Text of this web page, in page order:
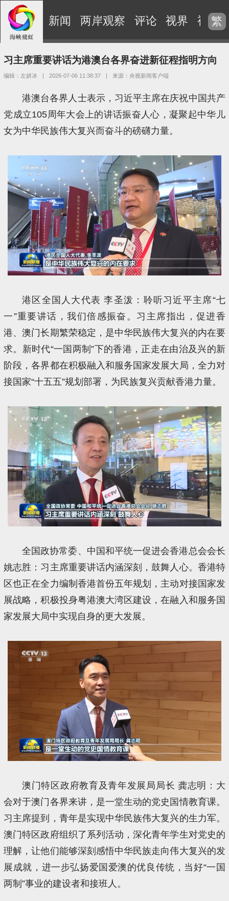
新闻 两岸观察 评论 视界 视频
繁
习主席重要讲话为港澳台各界奋进新征程指明方向
编辑：左妍冰 | 2026-07-06 11:38:37 | 来源：央视新闻客户端
港澳台各界人士表示，习近平主席在庆祝中国共产
党成立105周年大会上的讲话振奋人心，凝聚起中华儿
女为中华民族伟大复兴而奋斗的磅礴力量。
港区全国人大代表 李圣泼：聆听习近平主席“七
一”重要讲话，我们倍感振奋。习主席指出，促进香
港、澳门长期繁荣稳定，是中华民族伟大复兴的内在要
求。新时代“一国两制”下的香港，正走在由治及兴的新
阶段，各界都在积极融入和服务国家发展大局，全力对
接国家“十五五”规划部署，为民族复兴贡献香港力量。
全国政协常委、中国和平统一促进会香港总会会长
姚志胜：习主席重要讲话内涵深刻，鼓舞人心。香港特
区也正在全力编制香港首份五年规划，主动对接国家发
展战略，积极投身粤港澳大湾区建设，在融入和服务国
家发展大局中实现自身的更大发展。
澳门特区政府教育及青年发展局局长 龚志明：大
会对于澳门各界来讲，是一堂生动的党史国情教育课。
习主席提到，青年是实现中华民族伟大复兴的生力军。
澳门特区政府组织了系列活动，深化青年学生对党史的
理解，让他们能够深刻感悟中华民族走向伟大复兴的发
展成就，进一步弘扬爱国爱澳的优良传统，当好“一国
两制”事业的建设者和接班人。